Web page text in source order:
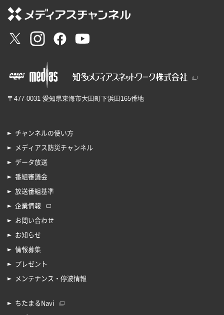
〒477-0031 愛知県東海市大田町下浜田165番地
チャンネルの使い方
メディアス防災チャンネル
データ放送
番組審議会
放送番組基準
企業情報
お問い合わせ
お知らせ
情報募集
プレゼント
メンテナンス・停波情報
ちたまるNavi